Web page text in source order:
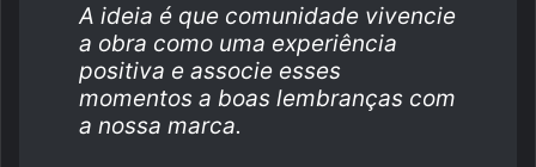
A ideia é que comunidade vivencie
a obra como uma experiência
positiva e associe esses
momentos a boas lembranças com
a nossa marca.